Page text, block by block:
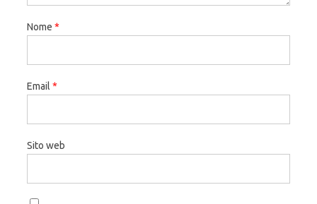
Nome *
Email *
Sito web